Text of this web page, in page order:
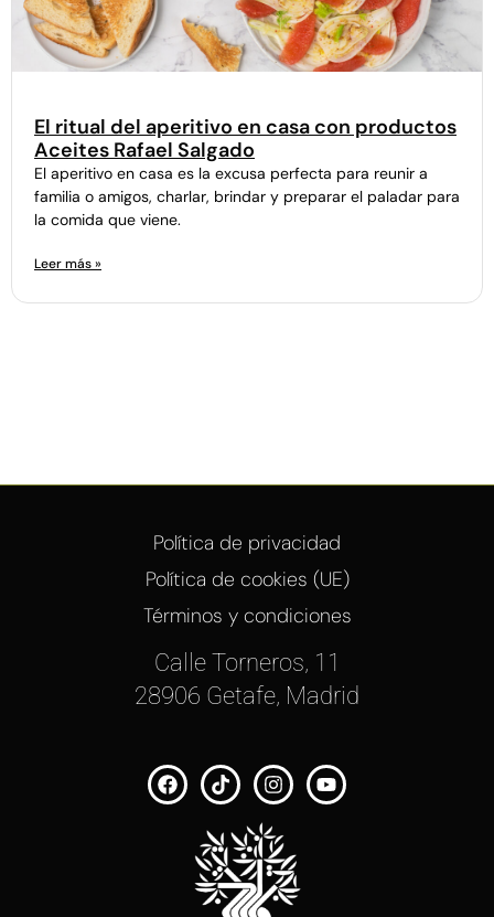
El ritual del aperitivo en casa con productos
Aceites Rafael Salgado
El aperitivo en casa es la excusa perfecta para reunir a
familia o amigos, charlar, brindar y preparar el paladar para
la comida que viene.
Leer más »
Calle Torneros, 11
28906 Getafe, Madrid
Política de privacidad
Política de cookies (UE)
Términos y condiciones